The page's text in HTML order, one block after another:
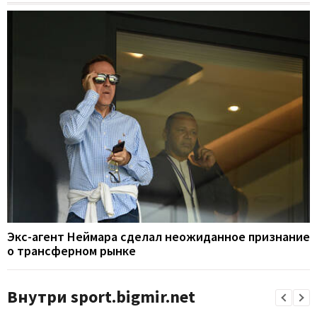
Экс-агент Неймара сделал неожиданное признание
о трансферном рынке
Внутри sport.bigmir.net